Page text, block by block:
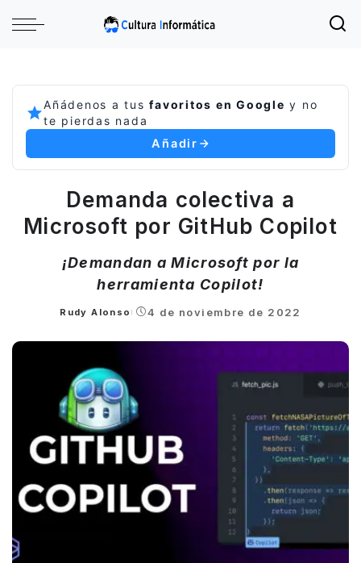
Añádenos a tusfavoritos en Google y no
te pierdas nada
Añadir
Demanda colectiva a
Microsoft por GitHub Copilot
¡Demandan a Microsoft por la
herramienta Copilot!
Posted
Rudy Alonso 4 de noviembre de 2022